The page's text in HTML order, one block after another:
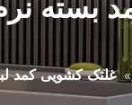
» غلتک کشویی کمد